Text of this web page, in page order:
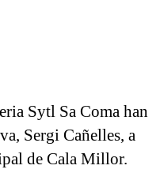
Sytl Sa Coma han
Sergi Cañelles, a
de Cala Millor.